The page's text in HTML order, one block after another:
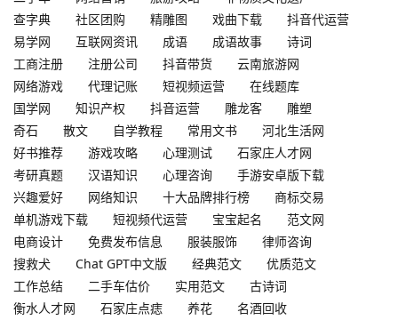
查字典
社区团购 精雕图 戏曲下载
抖音代运营
易学网
互联网资讯 成语 成语故事
诗词
工商注册
注册公司 抖音带货
云南旅游网
网络游戏
代理记账 短视频运营
在线题库
国学网
知识产权 抖音运营 雕龙客
雕塑
奇石
散文 自学教程 常用文书
河北生活网
好书推荐
游戏攻略 心理测试
石家庄人才网
考研真题
汉语知识 心理咨询
手游安卓版下载
兴趣爱好
网络知识 十大品牌排行榜
商标交易
单机游戏下载
短视频代运营 宝宝起名
范文网
电商设计
免费发布信息 服装服饰
律师咨询
搜救犬
Chat GPT中文版 经典范文
优质范文
工作总结
二手车估价 实用范文
古诗词
衡水人才网
石家庄点痣 养花
名酒回收